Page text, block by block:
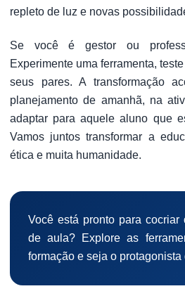
repleto de luz e novas
Se você é gestor ou
Experimente uma ferramenta,
seus pares. A transformação
planejamento de amanhã, na
adaptar para aquele aluno que
Vamos juntos transformar a
ética e muita humanidade.
Você está pronto para
de aula? Explore as
formação e seja o protagonista